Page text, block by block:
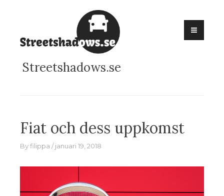
content
Streetshadows.se
Fiat och dess uppkomst
Byfilippa januari 19, 2018